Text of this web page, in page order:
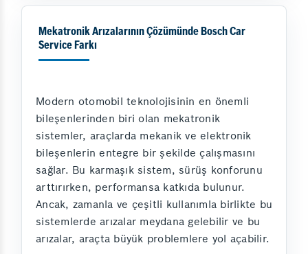
Mekatronik Arızalarının Çözümünde Bosch Car
Service Farkı
Modern otomobil teknolojisinin en önemli
bileşenlerinden biri olan mekatronik
sistemler, araçlarda mekanik ve elektronik
bileşenlerin entegre bir şekilde çalışmasını
sağlar. Bu karmaşık sistem, sürüş konforunu
arttırırken, performansa katkıda bulunur.
Ancak, zamanla ve çeşitli kullanımla birlikte bu
sistemlerde arızalar meydana gelebilir ve bu
arızalar, araçta büyük problemlere yol açabilir.